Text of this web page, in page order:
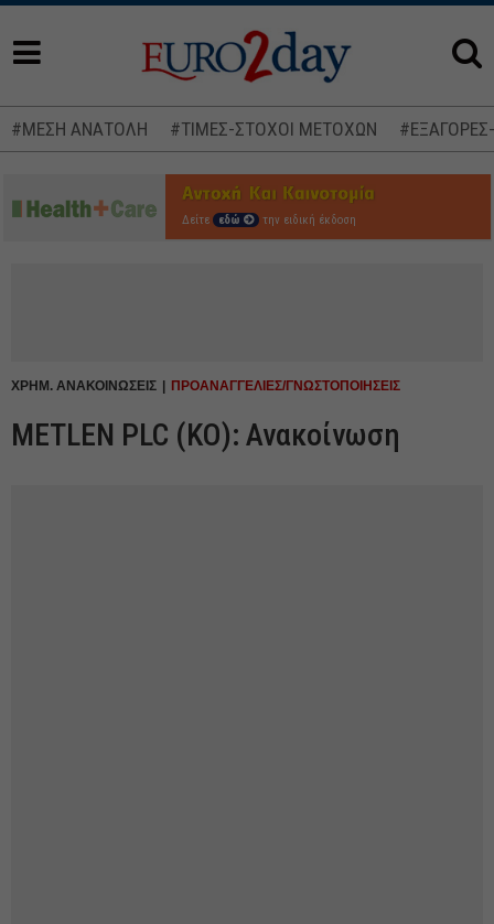
#ΜΕΣΗ ΑΝΑΤΟΛΗ #ΤΙΜΕΣ-ΣΤΟΧΟΙ ΜΕΤΟΧΩΝ
Δείτε εδώ την ειδική έκδοση
ΧΡΗΜ. ΑΝΑΚΟΙΝΩΣΕΙΣ ΠΡΟΑΝΑΓΓΕΛΙΕΣ/ΓΝΩΣΤΟΠΟΙΗΣΕΙΣ
METLEN PLC (ΚΟ): Ανακοίνωση